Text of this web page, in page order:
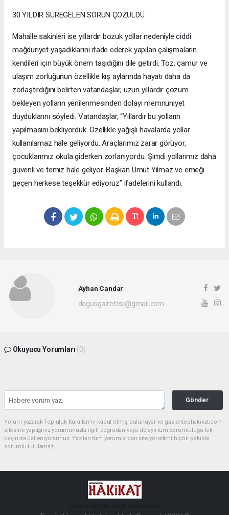
30 YILDIR SÜREGELEN SORUN ÇÖZÜLDÜ
Mahalle sakinleri ise yıllardır bozuk yollar nedeniyle ciddi
mağduriyet yaşadıklarını ifade ederek yapılan çalışmaların
kendileri için büyük önem taşıdığını dile getirdi. Toz, çamur ve
ulaşım zorluğunun özellikle kış aylarında hayatı daha da
zorlaştırdığını belirten vatandaşlar, uzun yıllardır çözüm
bekleyen yolların yenilenmesinden dolayı memnuniyet
duyduklarını söyledi. Vatandaşlar, “Yıllardır bu yolların
yapılmasını bekliyorduk. Özellikle yağışlı havalarda yollar
kullanılamaz hale geliyordu. Araçlarımız zarar görüyor,
çocuklarımız okula giderken zorlanıyordu. Şimdi yollarımız daha
güvenli ve temiz hale geliyor. Başkan Umut Yılmaz ve emeği
geçen herkese teşekkür ediyoruz” ifadelerini kullandı.
Ayhan Candar
dogusgazetesi@gmail.com
Okuyucu Yorumları (0)
Gönder
Yorum yazarak Topluluk Kuralları’nı kabul etmiş bulunuyor ve gaziantephakikat.com
sitesine yaptığınız yorumunuzla ilgili doğrudan veya dolaylı tüm sorumluluğu tek
başınıza üstleniyorsunuz. Yazılan tüm yorumlardan site yönetimi hiçbir şekilde
sorumlu tutulamaz.